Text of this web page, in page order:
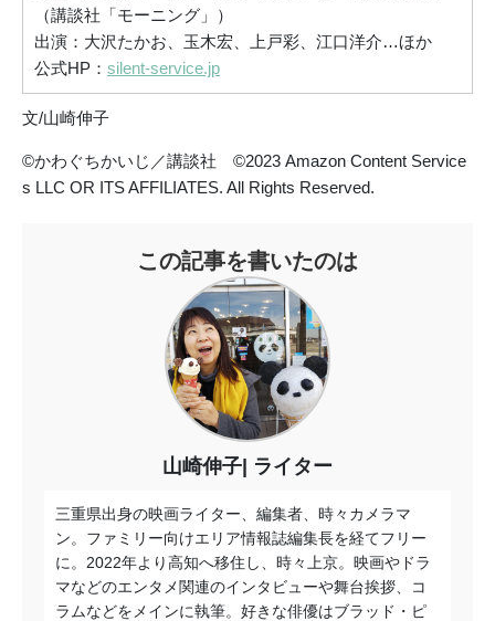
（講談社「モーニング」）
出演：大沢たかお、玉木宏、上戸彩、江口洋介…ほか
公式HP： silent-service.jp
文/山崎伸子
©かわぐちかいじ／講談社 ©2023 Amazon Content Service
s LLC OR ITS AFFILIATES. All Rights Reserved.
この記事を書いたのは
山崎伸子 ライター
三重県出身の映画ライター、編集者、時々カメラマ
ン。ファミリー向けエリア情報誌編集長を経てフリー
に。2022年より高知へ移住し、時々上京。映画やドラ
マなどのエンタメ関連のインタビューや舞台挨拶、コ
ラムなどをメインに執筆。好きな俳優はブラッド・ピ